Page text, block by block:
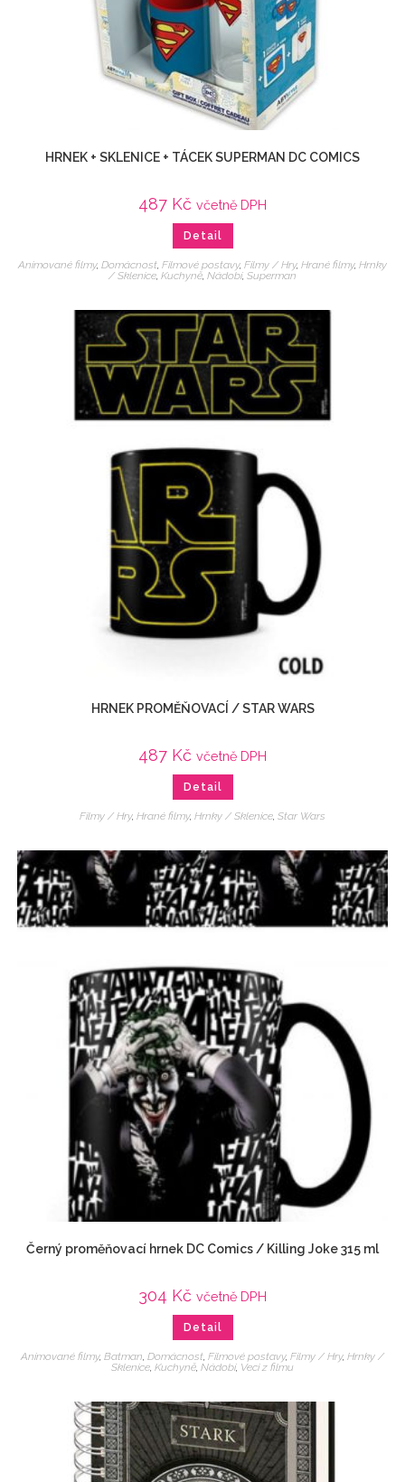
HRNEK + SKLENICE + TÁCEK SUPERMAN DC COMICS
487 Kč včetně DPH
Detail
Animované filmy, Domácnost Filmové postavy, Filmy / Hry, Hrané filmy, Hrnky
/ Sklenice Kuchyně Nádobí, Superman
HRNEK PROMĚŇOVACÍ / STAR WARS
487 Kč včetně DPH
Detail
Filmy / Hry, Hrané filmy, Hrnky / Sklenice Star Wars
Černý proměňovací hrnek DC Comics / Killing Joke 315 ml
304 Kč včetně DPH
Detail
Animované filmy, Batman, Domácnost, Filmové postavy, Filmy / Hry, Hrnky /
Sklenice, Kuchyně, Nádobí, Veci z filmu